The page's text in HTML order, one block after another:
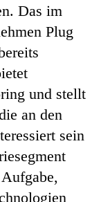
Das im
Plug
und stellt
an den
sein